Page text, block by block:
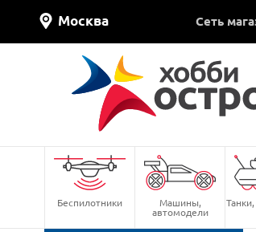
Москва Сеть
Беспилотники Машины,
автомодели